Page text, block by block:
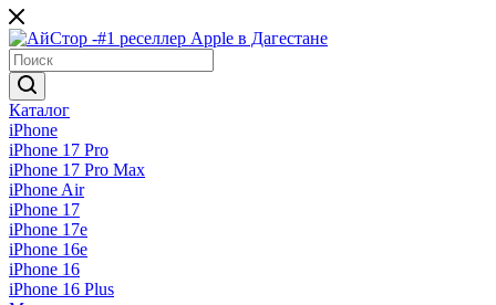
Каталог
iPhone
iPhone 17 Pro
iPhone 17 Pro Max
iPhone Air
iPhone 17
iPhone 17e
iPhone 16e
iPhone 16
iPhone 16 Plus